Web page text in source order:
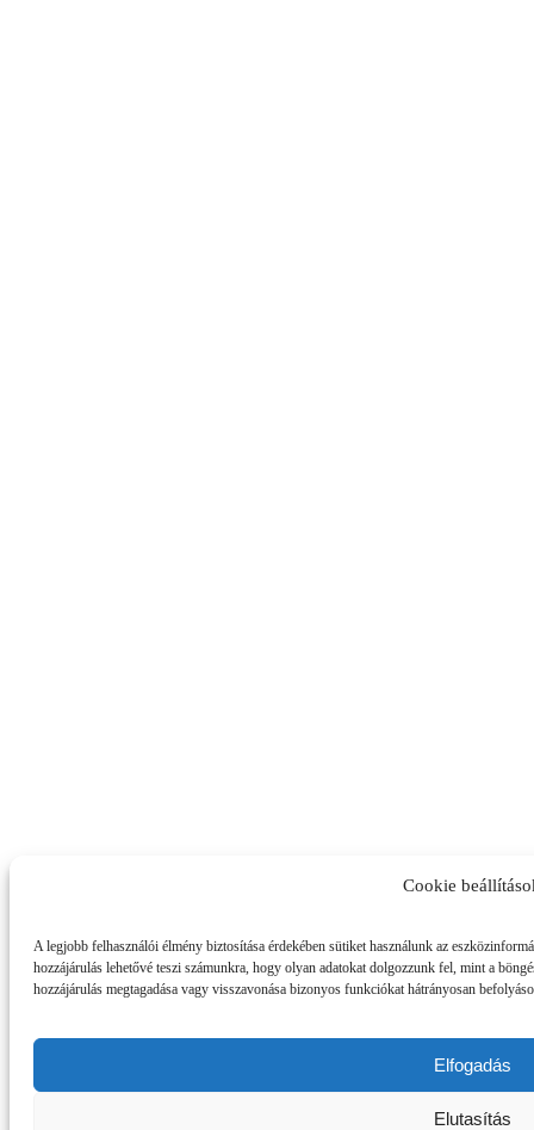
Cookie
A legjobb felhasználói élmény biztosítása érdekében sütiket használunk az
hozzájárulás lehetővé teszi számunkra, hogy olyan adatokat dolgozzunk fel, mint a
hozzájárulás megtagadása vagy visszavonása bizonyos funkciókat hátrányosan
Elfogadás
Elutasítás